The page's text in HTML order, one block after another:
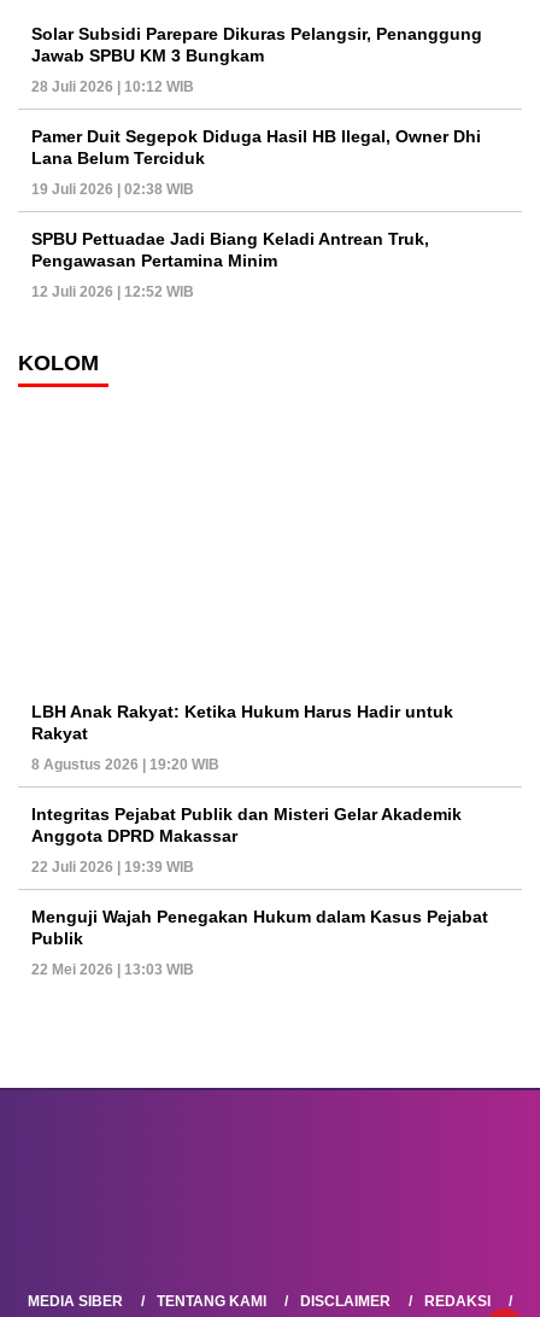
Solar Subsidi Parepare Dikuras Pelangsir, Penanggung
Jawab SPBU KM 3 Bungkam
28 Juli 2026 | 10:12 WIB
Pamer Duit Segepok Diduga Hasil HB Ilegal, Owner Dhi
Lana Belum Terciduk
19 Juli 2026 | 02:38 WIB
SPBU Pettuadae Jadi Biang Keladi Antrean Truk,
Pengawasan Pertamina Minim
12 Juli 2026 | 12:52 WIB
KOLOM
LBH Anak Rakyat: Ketika Hukum Harus Hadir untuk
Rakyat
8 Agustus 2026 | 19:20 WIB
Integritas Pejabat Publik dan Misteri Gelar Akademik
Anggota DPRD Makassar
22 Juli 2026 | 19:39 WIB
Menguji Wajah Penegakan Hukum dalam Kasus Pejabat
Publik
22 Mei 2026 | 13:03 WIB
MEDIA SIBER TENTANG KAMI DISCLAIMER REDAKSI